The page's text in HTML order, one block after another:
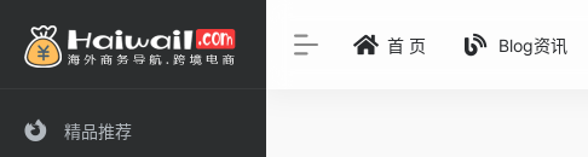
精品推荐
首 页 Blog资讯